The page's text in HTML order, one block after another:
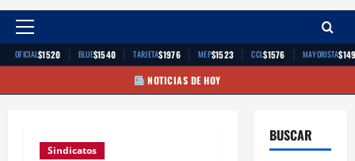
Menú
principal
OFICIAL$1520 | BLUE$1540 | TARJETA$1976 | MEP$1523 | CCL$1576 | MAYORISTA
NOTICIAS DE HOY
Sindicatos
BUSCAR